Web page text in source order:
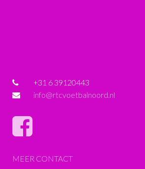
+31 6 39120443
info@rtcvoetbalnoord.nl
MEER CONTACT